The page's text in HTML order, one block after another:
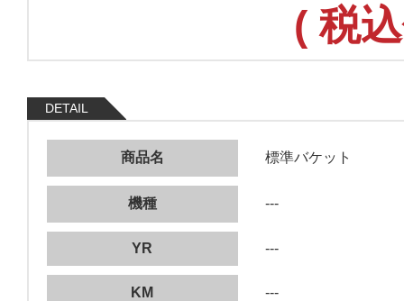
(税
DETAIL
商品名 標準バケット
機種 ---
YR ---
KM ---